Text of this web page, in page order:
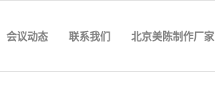
会议动态 联系我们 北京美陈制作厂家